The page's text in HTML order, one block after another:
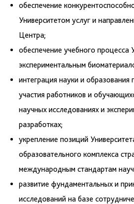
обеспечение
Университетом услуг и
Центра;
обеспечение учебного процесса
экспериментальным
интеграция науки и
участия работников и
научных исследованиях и
разработках;
укрепление позиций
образовательного комплекса
международным стандартам
развитие фундаментальных и
исследований на базе